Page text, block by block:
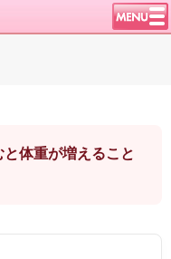
体重が増えること